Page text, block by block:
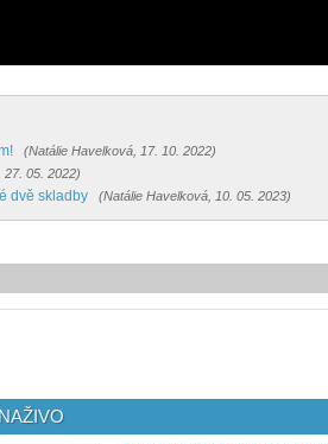
(Natálie Havelková, 17. 10. 2022)
27. 05. 2022)
dvě skladby (Natálie Havelková, 10. 05. 2023)
NAŽIVO